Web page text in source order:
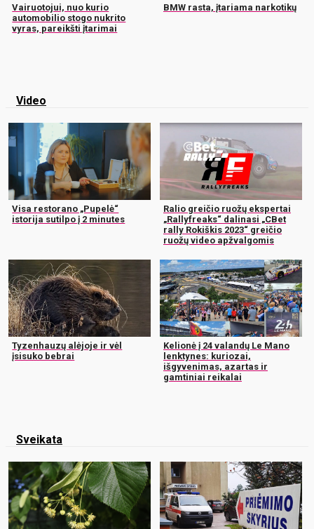
Vairuotojui, nuo kurio
automobilio stogo nukrito
vyras, pareikšti įtarimai
BMW rasta, įtariama narkotikų
Video
Visa restorano „Pupelė“
istorija sutilpo į 2 minutes
Ralio greičio ruožų ekspertai
„Rallyfreaks“ dalinasi „CBet
rally Rokiškis 2023“ greičio
ruožų video apžvalgomis
Tyzenhauzų alėjoje ir vėl
įsisuko bebrai
Kelionė į 24 valandų Le Mano
lenktynes: kuriozai,
išgyvenimas, azartas ir
gamtiniai reikalai
Sveikata